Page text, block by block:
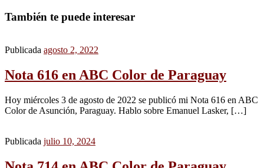
También te puede interesar
Publicada agosto 2, 2022
Nota 616 en ABC Color de Paraguay
Hoy miércoles 3 de agosto de 2022 se publicó mi Nota 616 en ABC
Color de Asunción, Paraguay. Hablo sobre Emanuel Lasker, […]
Publicada julio 10, 2024